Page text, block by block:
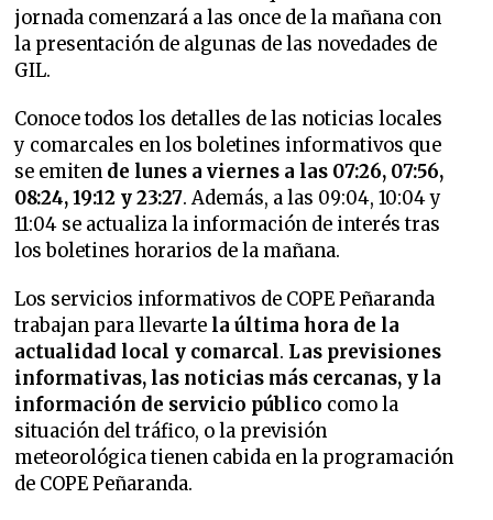
jornada comenzará a las once de la mañana con
la presentación de algunas de las novedades de
GIL.
Conoce todos los detalles de las noticias locales
y comarcales en los boletines informativos que
se emiten de lunes a viernes a las 07:26, 07:56,
08:24, 19:12 y 23:27. Además, a las 09:04, 10:04 y
11:04 se actualiza la información de interés tras
los boletines horarios de la mañana.
Los servicios informativos de COPE Peñaranda
trabajan para llevarte la última hora de la
actualidad local y comarcal. Las previsiones
informativas, las noticias más cercanas, y la
información de servicio público como la
situación del tráfico, o la previsión
meteorológica tienen cabida en la programación
de COPE Peñaranda.